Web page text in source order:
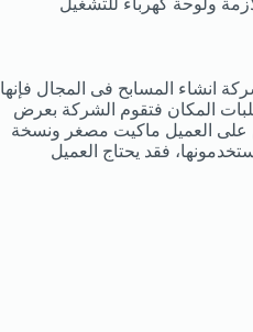
ولوحة كهرباء للتشغيل
انشاء المسابح فى المجال فإنها
المكان فتقوم الشركة بعرض
على العميل ماكيت مصغر ونسخة
فقد يحتاج العميل